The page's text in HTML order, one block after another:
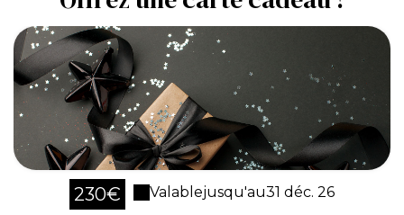
230€ Valablejusqu'au31 déc. 26